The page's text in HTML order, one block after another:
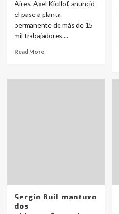
Aires, Axel Kicillof, anunció
el pase a planta
permanente de más de 15
mil trabajadores....
Read More
Sergio Buil mantuvo
dos